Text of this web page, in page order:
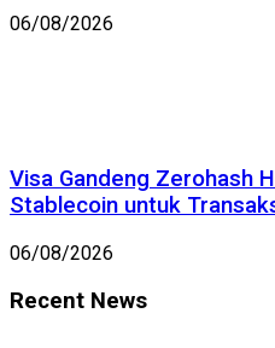
06/08/2026
Visa Gandeng Zerohash
Stablecoin untuk
06/08/2026
Recent News